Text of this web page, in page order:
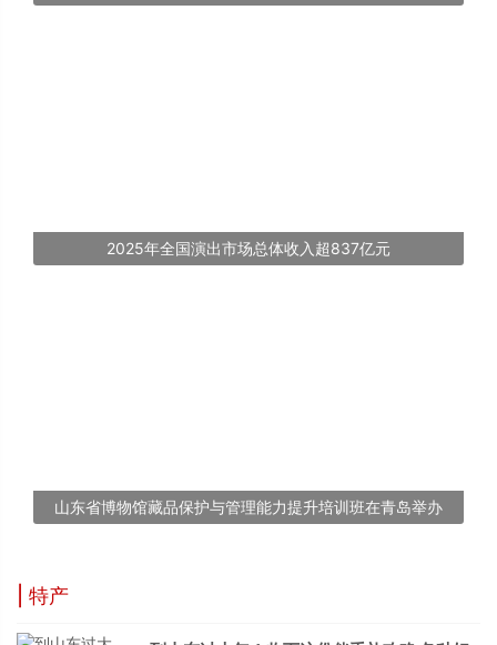
2025年全国演出市场总体收入超837亿元
山东省博物馆藏品保护与管理能力提升培训班在青岛举办
| 特产